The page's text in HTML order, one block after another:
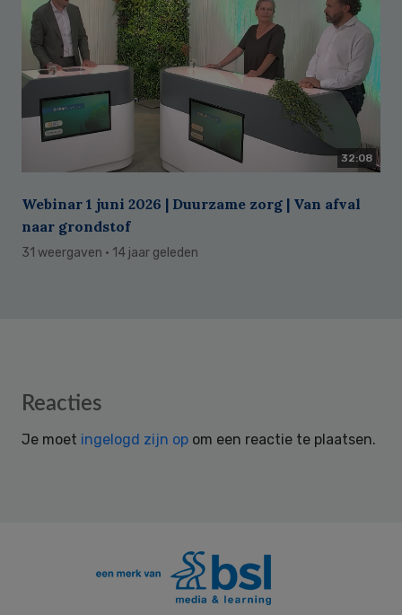
32:08
Webinar 1 juni 2026 | Duurzame zorg | Van afval
naar grondstof
31 weergaven · 14 jaar geleden
Reader
Reacties
Je moet ingelogd zijn op om een reactie te plaatsen.